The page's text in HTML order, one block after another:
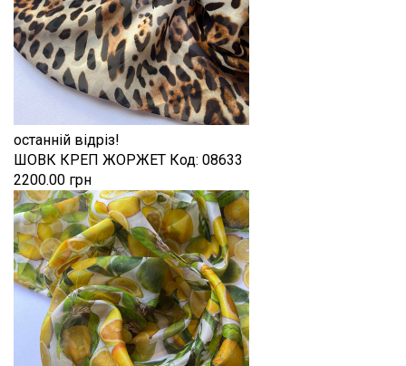
останній відріз!
ШОВК КРЕП ЖОРЖЕТ Код: 08633
2200.00 грн